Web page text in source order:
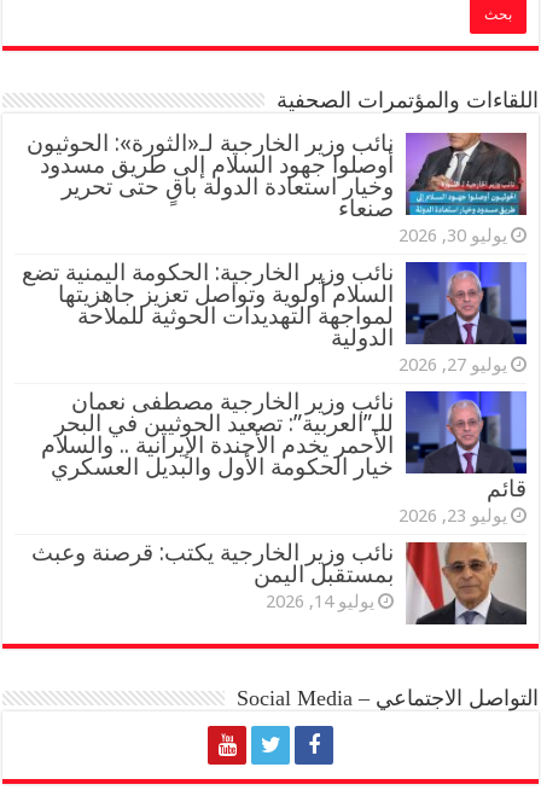
اللقاءات والمؤتمرات الصحفية
‏نائب وزير الخارجية لـ«الثورة»: الحوثيون
أوصلوا جهود السلام إلى طريق مسدود
وخيار استعادة الدولة باقٍ حتى تحرير
صنعاء
يوليو 30, 2026
نائب وزير الخارجية: الحكومة اليمنية تضع
السلام أولوية وتواصل تعزيز جاهزيتها
لمواجهة التهديدات الحوثية للملاحة
الدولية
يوليو 27, 2026
نائب وزير الخارجية مصطفى نعمان
للـ”العربية”: تصعيد الحوثيين في البحر
الأحمر يخدم الأجندة الإيرانية .. والسلام
خيار الحكومة الأول والبديل العسكري
قائم
يوليو 23, 2026
نائب وزير الخارجية يكتب: قرصنة وعبث
بمستقبل اليمن
يوليو 14, 2026
التواصل الاجتماعي – Social Media